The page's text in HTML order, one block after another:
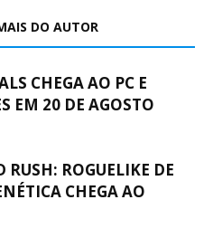
DO AUTOR
CHEGA AO PC E
EM 20 DE AGOSTO
RUSH: ROGUELIKE DE
CHEGA AO